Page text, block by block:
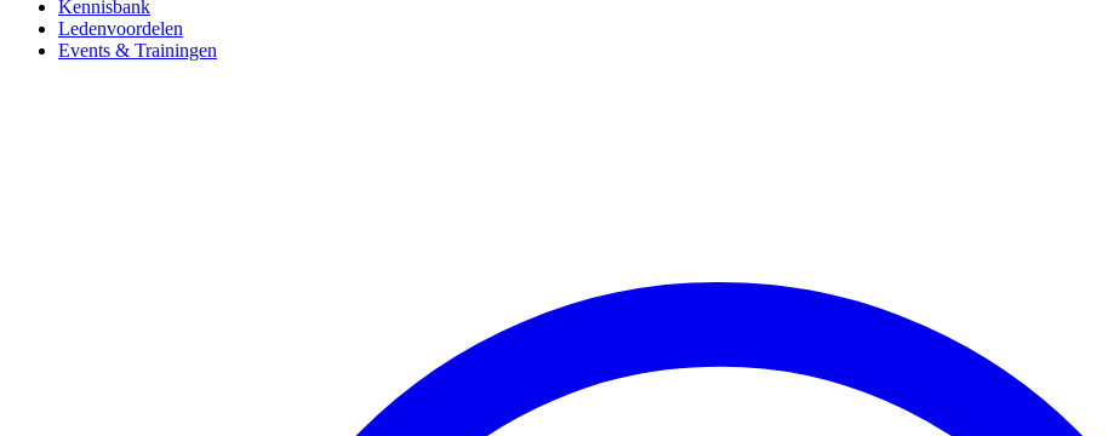
Kennisbank
Ledenvoordelen
Events & Trainingen